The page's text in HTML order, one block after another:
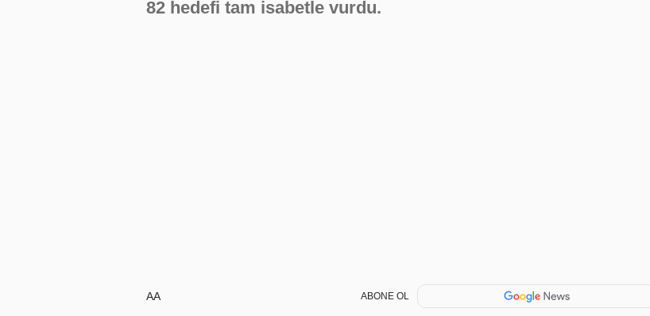
82 hedefi tam isabetle vurdu.
AA ABONE OL